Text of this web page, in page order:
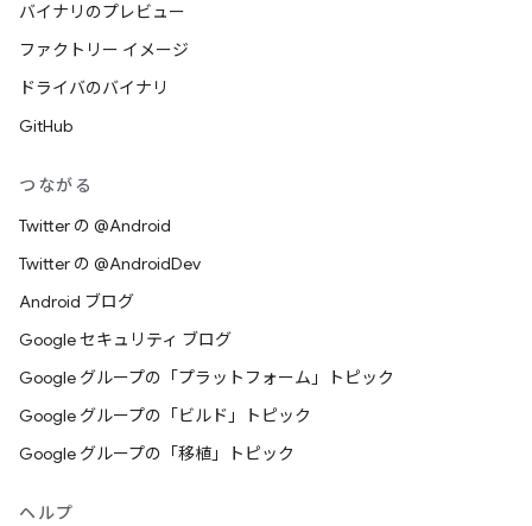
バイナリのプレビュー
ファクトリー イメージ
ドライバのバイナリ
GitHub
つながる
Twitter の @Android
Twitter の @AndroidDev
Android ブログ
Google セキュリティ ブログ
Google グループの「プラットフォーム」トピック
Google グループの「ビルド」トピック
Google グループの「移植」トピック
ヘルプ